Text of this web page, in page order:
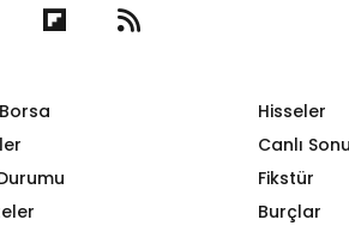
Hisseler
Canlı
Fikstür
Burçlar